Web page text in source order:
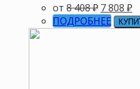
от 8 408₽ 7 808 ₽
ПОДРОБНЕЕ